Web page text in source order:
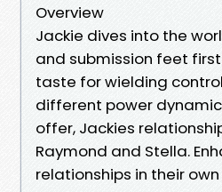
Overview
Jackie dives into the
and submission feet
taste for wielding
different power
offer, Jackies
Raymond and Stella.
relationships in their